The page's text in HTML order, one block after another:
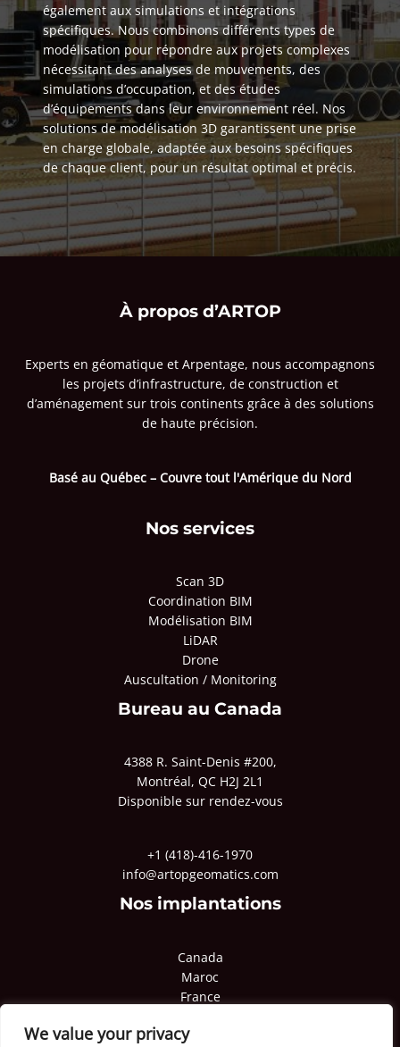
We value your privacy
également aux simulations et intégrations
spécifiques. Nous combinons différents types de
modélisation pour répondre aux projets complexes
nécessitant des analyses de mouvements, des
simulations d’occupation, et des études
d’équipements dans leur environnement réel. Nos
solutions de modélisation 3D garantissent une prise
en charge globale, adaptée aux besoins spécifiques
de chaque client, pour un résultat optimal et précis.
À propos d’ARTOP
Experts en géomatique et Arpentage, nous accompagnons
les projets d’infrastructure, de construction et
d’aménagement sur trois continents grâce à des solutions
de haute précision.
Basé au Québec – Couvre tout l'Amérique du Nord
Nos services
Scan 3D
Coordination BIM
Modélisation BIM
LiDAR
Drone
Auscultation / Monitoring
Bureau au Canada
4388 R. Saint-Denis #200,
Montréal, QC H2J 2L1
Disponible sur rendez-vous
+1 (418)-416-1970
info@artopgeomatics.com
Nos implantations
Canada
Maroc
France
Qatar